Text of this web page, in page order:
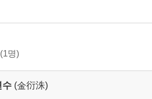
밀라, 혹은 1984년의 정지은 _284
(1명)
수 (金衍洙)